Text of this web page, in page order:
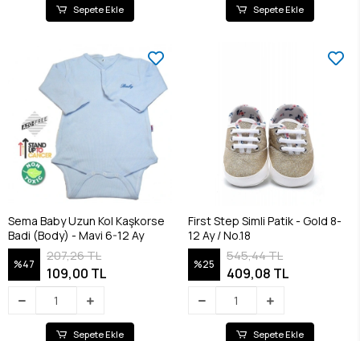
Sepete Ekle Sepete Ekle
Sema Baby Uzun Kol Kaşkorse
Badi (Body) - Mavi 6-12 Ay
%47
207,26 TL
109,00 TL
Sepete Ekle
First Step Simli Patik - Gold 8-
12 Ay / No.18
%25
545,44 TL
409,08 TL
Sepete Ekle